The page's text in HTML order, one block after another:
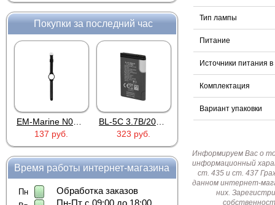
Покупки за последний час
137 руб.
323 руб.
Proline PR-HPT615TY
Время работы интернет-магазина
Пн
Обработка заказов
Пн-Пт с 09:00 до 18:00
Тип лампы
Питание
Источники питания
Комплектация
Вариант упаковки
Информируем Вас о
информационный
ст. 435 и ст. 437
данном интернет-
них.